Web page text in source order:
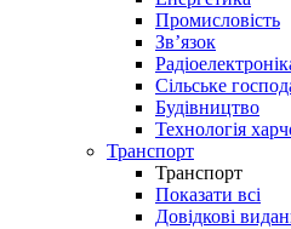
Промисловість
Зв’язок
Сільське
Будівництво
Технологія
Транспорт
Транспорт
Показати всі
Довідкові